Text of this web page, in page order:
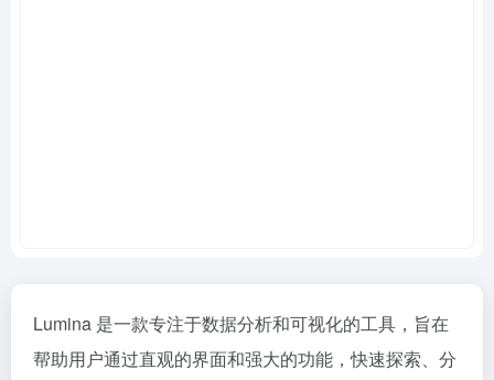
Lumina 是一款专注于数据分析和可视化的工具，旨在
帮助用户通过直观的界面和强大的功能，快速探索、分